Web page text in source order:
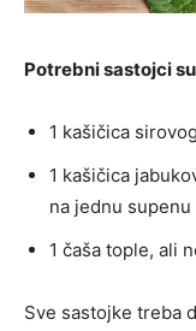
Potrebni sastojci
1 kašičica
1 kašičica
na jednu supenu
1 čaša tople, ali
Sve sastojke treba